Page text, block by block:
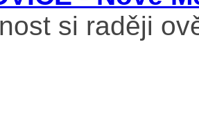
si raději